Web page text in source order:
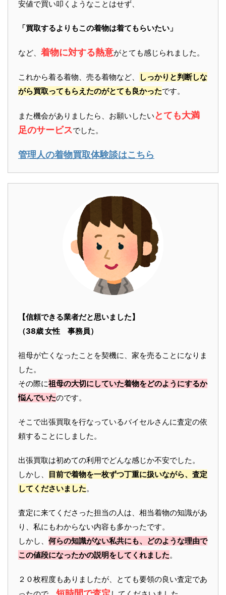
安値で買い叩くようなことはせず、
「買取するよりもこの着物は着てもらいたい」
など、 着物に対する熱意がとても感じられました。
これから着る着物、売る着物など、
しっかりと判断しな
がら買取ってもらえたのがとても良かったです。
また機会がありましたら、お願いしたい とても大満
足のサービスでした。
管理人の着物買取体験談はこちら
【信頼できる業者だと思いました】
（38歳 女性 事務員）
祖母が亡くなったことを契機に、家を売ることになりま
した。
その際に祖母の大切にしていた着物をどのようにするか
悩んでいたのです。
そこで出張買取を行なっているバイセルさんに査定の依
頼することにしました。
出張買取は初めての利用でどんな感じか不安でした。
しかし、
目前で着物を一枚ずつ丁重に扱いながら、査定
してくださいました。
査定に来てくださった担当の人は、相当着物の知識があ
り、私にもわからない内容も多かったです。
しかし、 何らの知識がない私共にも、どのような理由で
この値段になったかの説明をしてくれました。
２０枚程度もありましたが、とても要領の良い査定であ